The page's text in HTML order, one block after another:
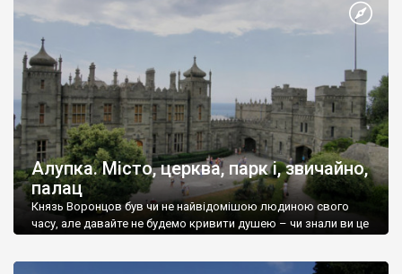
Алупка. Місто, церква, парк і, звичайно,
палац
Князь Воронцов був чи не найвідомішою людиною свого
часу, але давайте не будемо кривити душею – чи знали ви це